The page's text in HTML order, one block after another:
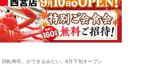
回転寿司」ができるみたい。8月下旬オープン